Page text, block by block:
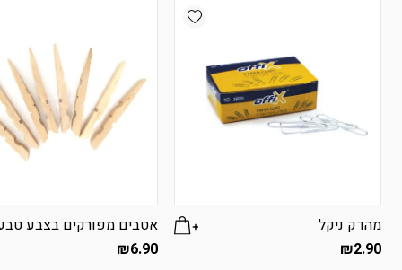
Add wishlist
מהדק ניקל
₪2.90
אטבים מפורקים בצבע
₪6.90